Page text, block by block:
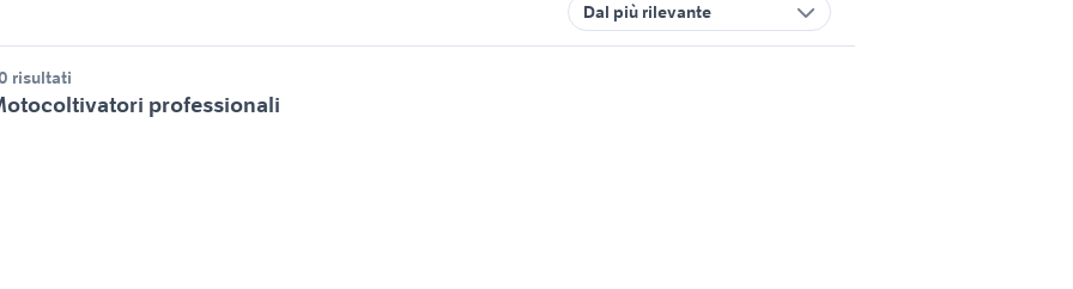
Dal più rilevante
risultati
professionali